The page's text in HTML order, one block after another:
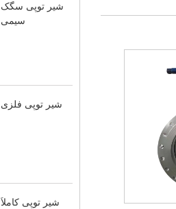
شیر توپی سگک
سیمی
شیر توپی فلزی
شیر توپی کاملاً